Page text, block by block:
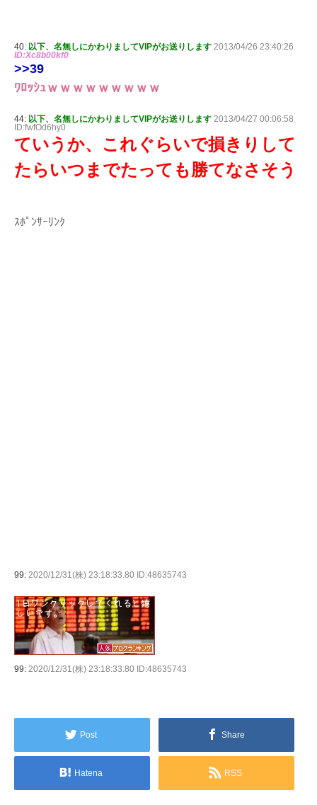
40: 以下、名無しにかわりましてVIPがお送りします 2013/04/26 23:40:26
ID:Xc8b00kf0
>>39
ﾜﾛｯｼｭｗｗｗｗｗｗｗｗｗ
44: 以下、名無しにかわりましてVIPがお送りします 2013/04/27 00:06:58
ID:fwfOd6hy0
ていうか、これぐらいで損きりして
たらいつまでたっても勝てなさそう
ｽﾎﾟﾝｻｰﾘﾝｸ
99: 2020/12/31(株) 23:18:33.80 ID:48635743
99: 2020/12/31(株) 23:18:33.80 ID:48635743
Post Share
Hatena RSS